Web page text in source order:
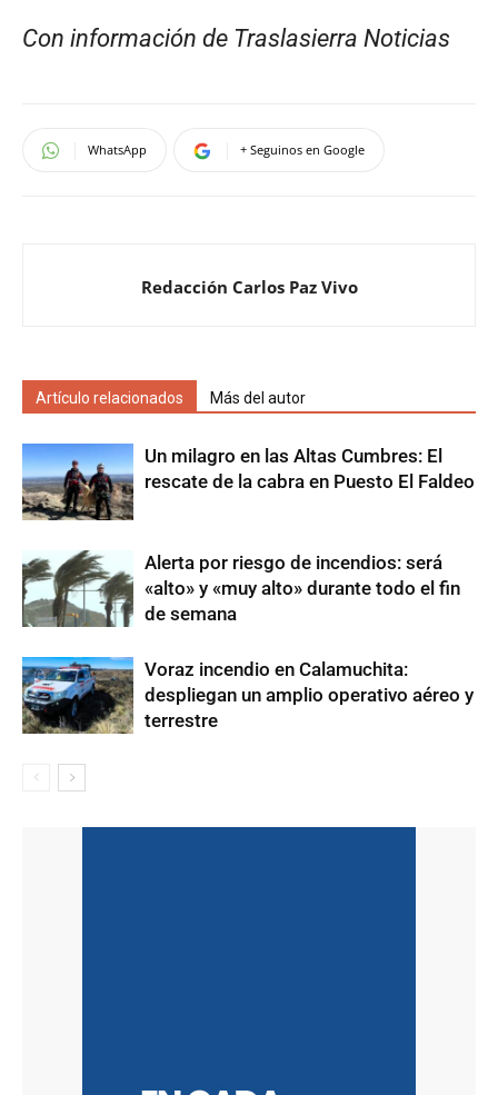
Con información de Traslasierra Noticias
WhatsApp + Seguinos en Google
Redacción Carlos Paz Vivo
Artículo relacionados Más del autor
Un milagro en las Altas Cumbres: El
rescate de la cabra en Puesto El Faldeo
Alerta por riesgo de incendios: será
«alto» y «muy alto» durante todo el fin
de semana
Voraz incendio en Calamuchita:
despliegan un amplio operativo aéreo y
terrestre